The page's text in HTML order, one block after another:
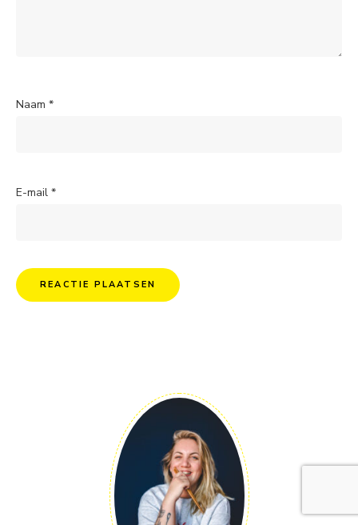
Naam *
E-mail *